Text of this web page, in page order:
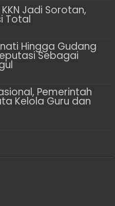
Jadi Sorotan,
Total
Hingga Gudang
Sebagai
Pemerintah
Kelola Guru dan